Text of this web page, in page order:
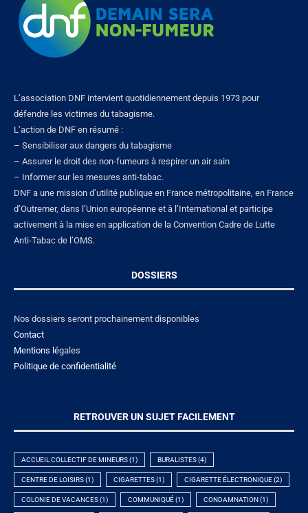
L’association DNF intervient quotidiennement depuis 1973 pour
défendre les victimes du tabagisme.
L’action de DNF en résumé :
– Sensibiliser aux dangers du tabagisme
– Assurer le droit des non-fumeurs à respirer un air sain
– Informer sur les mesures anti-tabac.
DNF a une mission d’utilité publique en France métropolitaine, en France
d’Outremer, dans l’Union européenne et à l’International et participe
activement à la mise en application de la Convention Cadre de Lutte
Anti-Tabac de l’OMS.
DOSSIERS
Nos dossiers seront prochainement disponibles
Contact
Mentions légales
Politique de confidentialité
RETROUVER UN SUJET FACILEMENT
ACCUEIL COLLECTIF DE MINEURS(1) BURALISTES(4)
CENTRE DE LOISIRS(1) CIGARETTES(1) CIGARETTE ÉLECTRONIQUE(2)
COLONIE DE VACANCES(1) COMMUNIQUÉ(1) CONDAMNATION (1)